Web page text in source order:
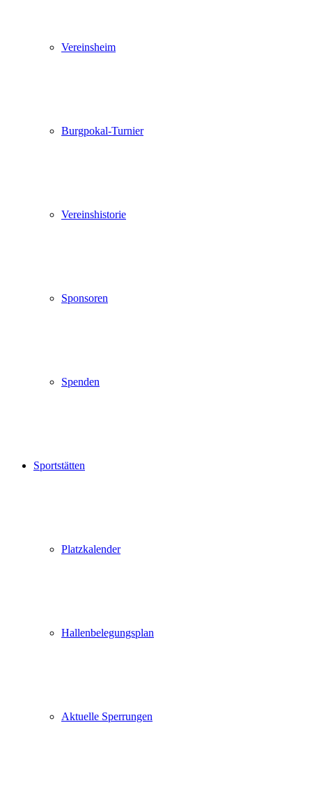
Vereinsheim
Burgpokal-Turnier
Vereinshistorie
Sponsoren
Spenden
Sportstätten
Platzkalender
Hallenbelegungsplan
Aktuelle Sperrungen